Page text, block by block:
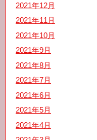
2021年12月
2021年11月
2021年10月
2021年9月
2021年8月
2021年7月
2021年6月
2021年5月
2021年4月